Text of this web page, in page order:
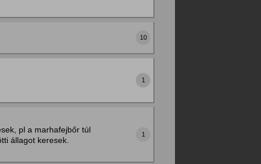
10
1
pl a marhafejbőr túl
állagot keresek.
1